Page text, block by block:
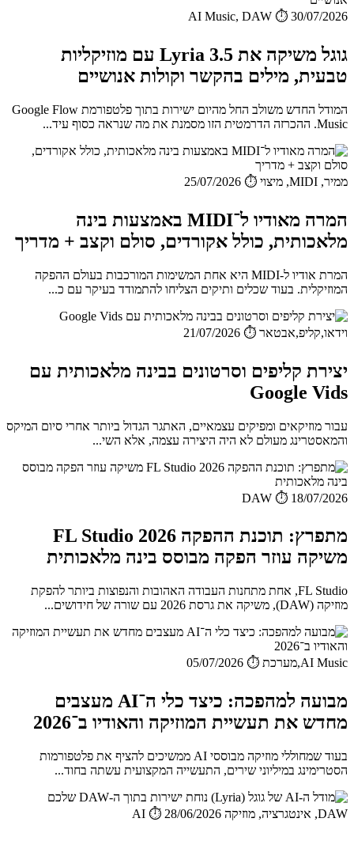
AI Music, DAW ⏱️ 30/07/2026
גוגל משיקה את Lyria 3.5 עם מוזיקליות
טבעית, מילים בהקשר וקולות אנושיים
המודל החדש משולב החל מהיום ישירות בתוך פלטפורמת Google Flow
Music. ההכרזה הדרמטית הזו מסמנת את מה שנראה כסוף עיד...
ממיר, MIDI, מיצוי ⏱️ 25/07/2026
המרה מאודיו ל־MIDI באמצעות בינה
מלאכותית, כולל אקורדים, סולם וקצב + מדריך
המרת אודיו ל-MIDI היא אחת המשימות המורכבות בעולם ההפקה
המוזיקלית. בעוד שכלים ותיקים הצליחו להתמודד בעיקר עם כ...
וידאו,קליפ,אבטאר ⏱️ 21/07/2026
יצירת קליפים וסרטונים בבינה מלאכותית עם
Google Vids
עבור מוזיקאים ומפיקים עצמאיים, האתגר הגדול ביותר אחרי סיום המיקס
והמאסטרינג מעולם לא היה היצירה עצמה, אלא השי...
DAW ⏱️ 18/07/2026
מתפרץ: תוכנת ההפקה FL Studio 2026
משיקה עוזר הפקה מבוסס בינה מלאכותית
FL Studio, אחת מתחנות העבודה האהובות והנפוצות ביותר להפקת
מוזיקה (DAW), משיקה את גרסת 2026 עם שורה של חידושים...
AI Music,מערכת ⏱️ 05/07/2026
מבועה למהפכה: כיצד כלי ה־AI מעצבים
מחדש את תעשיית המוזיקה והאודיו ב־2026
בעוד שמחוללי מוזיקה מבוססי AI ממשיכים להציף את פלטפורמות
הסטרימינג במיליוני שירים, התעשייה המקצועית עשתה בחוד...
DAW, אינטגרציה, מוזיקה AI ⏱️ 28/06/2026